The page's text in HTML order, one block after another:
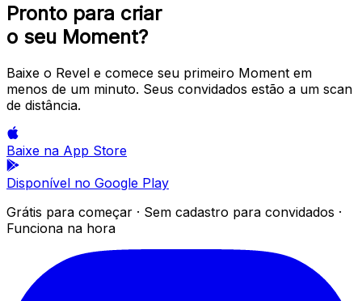
Pronto para criar
o seu Moment?
Baixe o Revel e comece seu primeiro Moment em
menos de um minuto. Seus convidados estão a um scan
de distância.
Baixe na App Store
Disponível no Google Play
Grátis para começar · Sem cadastro para convidados ·
Funciona na hora